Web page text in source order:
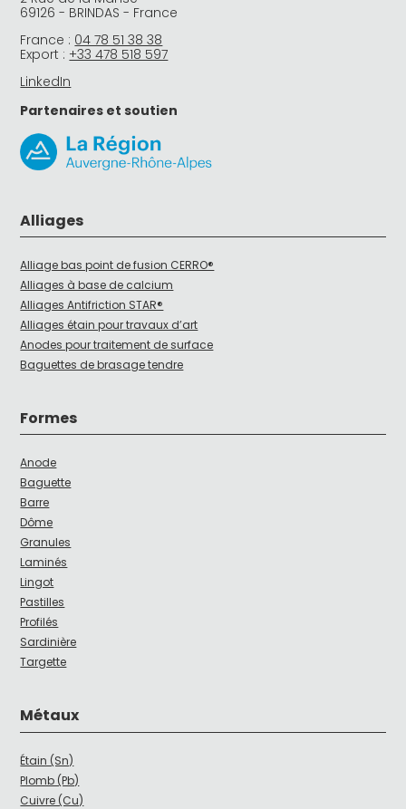
69126 - BRINDAS - France
France : 04 78 51 38 38
Export : +33 478 518 597
LinkedIn
Partenaires et soutien
Alliages
Alliage bas point de fusion CERRO®
Alliages à base de calcium
Alliages Antifriction STAR®
Alliages étain pour travaux d’art
Anodes pour traitement de surface
Baguettes de brasage tendre
Formes
Anode
Baguette
Barre
Dôme
Granules
Laminés
Lingot
Pastilles
Profilés
Sardinière
Targette
Métaux
Étain (Sn)
Plomb (Pb)
Cuivre (Cu)